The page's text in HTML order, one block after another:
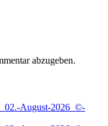
abzugeben.